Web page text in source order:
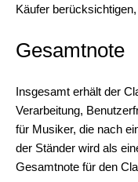
Käufer
Gesamtnote
Insgesamt erhält der
Verarbeitung,
für Musiker, die nach
der Ständer wird als
Gesamtnote für den